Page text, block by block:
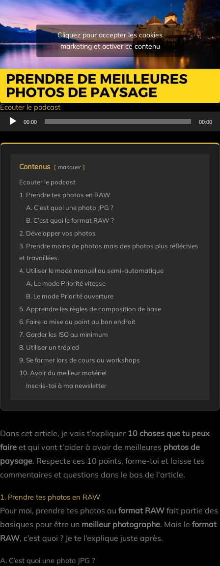
Cliquez pour accepter les cookies
marketing et activer ce contenu
Ecouter le podcast
Lecteur
00:00 00:00
Contenus masquer
Ecouter le podcast
1. Prendre tes photos en RAW
A. C’est quoi une photo JPG ?
B. C’est quoi le format RAW ?
2. Développer vos photos
3. Prendre moins de photos mais des photos plus réfléchies
et travaillées.
4. Utiliser le mode manuel ou semi-automatique
A. Le mode Priorité vitesse
B. Le mode Priorité ouverture
5. Apprendre les règles de composition de base
6. Faire la mise au point au bon endroit
7. Garder les ISO au minimum
8. Utiliser un trépied
9. Se former lors de cours ou workshops
10. Avoir du meilleur matériel
Inscris-toi à ma newsletter
Dans cet article, je vais t’expliquer 10 choses que tu peux
faire et qui vont t’aider à avoir de meilleures photos de
paysage. Respecte ces 10 points, forme-toi et laisse tes
commentaires et questions dans le bas de l’article.
1. Prendre tes photos en RAW
Pour moi, prendre tes photos au format RAW fait partie des
basiques pour être un meilleur photographe. Mais le format
RAW, c’est quoi ? Je te l’explique juste après.
A. C’est quoi une photo JPG ?